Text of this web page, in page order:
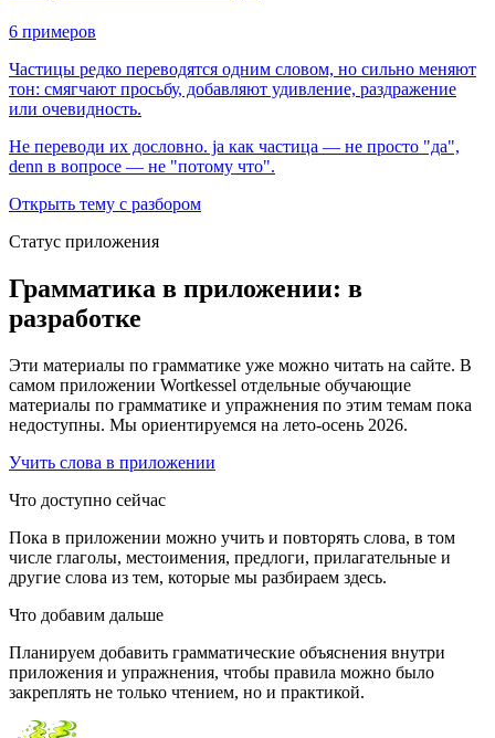
6 примеров
Частицы редко переводятся одним словом, но сильно меняют
тон: смягчают просьбу, добавляют удивление, раздражение
или очевидность.
Не переводи их дословно. ja как частица — не просто "да",
denn в вопросе — не "потому что".
Открыть тему с разбором
Статус приложения
Грамматика в приложении: в
разработке
Эти материалы по грамматике уже можно читать на сайте. В
самом приложении Wortkessel отдельные обучающие
материалы по грамматике и упражнения по этим темам пока
недоступны. Мы ориентируемся на лето-осень 2026.
Учить слова в приложении
Что доступно сейчас
Пока в приложении можно учить и повторять слова, в том
числе глаголы, местоимения, предлоги, прилагательные и
другие слова из тем, которые мы разбираем здесь.
Что добавим дальше
Планируем добавить грамматические объяснения внутри
приложения и упражнения, чтобы правила можно было
закреплять не только чтением, но и практикой.